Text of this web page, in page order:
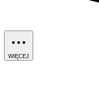
WIĘCEJ